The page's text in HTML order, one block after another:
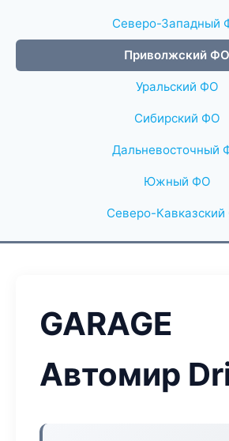
Северо-Западный
Приволжский ФО
Уральский ФО
Сибирский ФО
Дальневосточный
Южный ФО
Северо-
GARAGE
Автомир